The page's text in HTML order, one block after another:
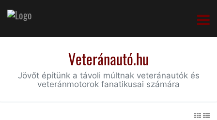
Veteránautó.hu
Jövőt építünk a távoli múltnak veteránautók és
veteránmotorok fanatikusai számára